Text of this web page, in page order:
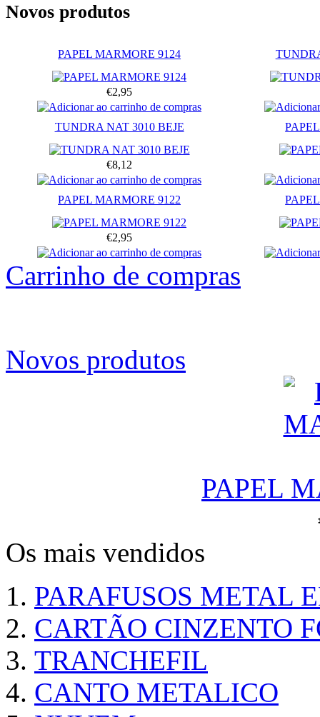
Novos produtos
PAPEL MARMORE 9124
€2,95
TUNDRA NAT 3010 BEJE
€8,12
PAPEL MARMORE 9122
€2,95
Carrinho de compras
Novos produtos
PAPEL
Os mais vendidos
PARAFUSOS METAL
CARTÃO CINZENTO
TRANCHEFIL
CANTO METALICO